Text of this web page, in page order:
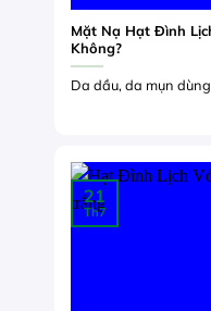
Mặt Nạ Hạt Đình
Không?
Da dầu, da mụn
21
Th7